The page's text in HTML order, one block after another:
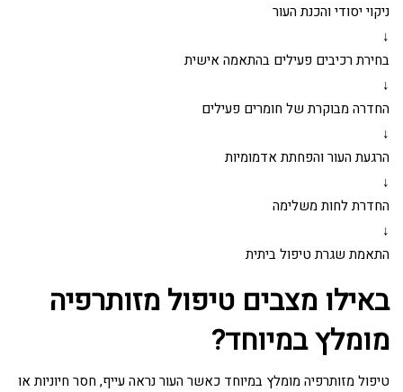
ניקוי יסודי והכנת העור
↓
בחירת רכיבים פעילים בהתאמה אישית
↓
החדרה מבוקרת של חומרים פעילים
↓
הרגעת העור והפחתת אדמומיות
↓
החדרת לחות משלימה
↓
התאמת שגרת טיפול ביתית
באילו מצבים טיפול מזותרפיה
מומלץ במיוחד?
טיפול מזותרפיה מומלץ במיוחד כאשר העור נראה עייף, חסר חיוניות או